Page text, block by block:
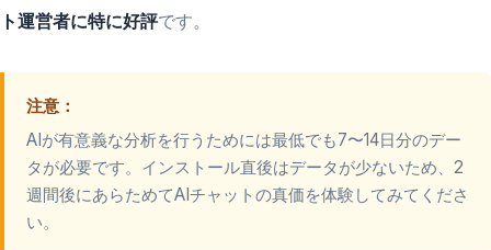
ト運営者に特に好評です。
注意：
AIが有意義な分析を行うためには最低でも7〜14日分のデー
タが必要です。インストール直後はデータが少ないため、2
週間後にあらためてAIチャットの真価を体験してみてくださ
い。